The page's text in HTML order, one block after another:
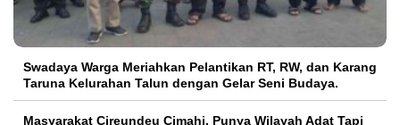
Swadaya Warga Meriahkan Pelantikan RT, RW, dan Karang
Taruna Kelurahan Talun dengan Gelar Seni Budaya.
Masyarakat Cireundeu Cimahi, Punya Wilayah Adat Tapi